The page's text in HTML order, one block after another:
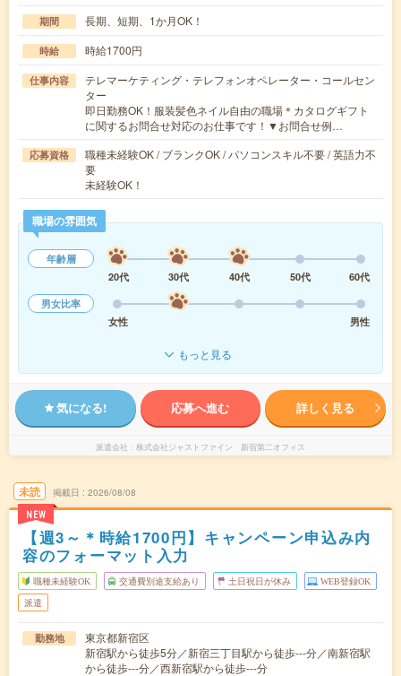
期間 長期、短期、1か月OK！
時給 時給1700円
仕事内容
テレマーケティング・テレフォンオペレーター・コールセン
ター
即日勤務OK！服装髪色ネイル自由の職場＊カタログギフト
に関するお問合せ対応のお仕事です！▼お問合せ例…
応募資格
職種未経験OK / ブランクOK / パソコンスキル不要 / 英語力不
要
未経験OK！
職場の雰囲気
年齢層
20代
30代 40代 50代
60代
男女比率
女性
男性
もっと見る
気になる! 応募へ進む 詳しく見る
派遣会社 株式会社ジャストファイン 新宿第二オフィス
未読
NEW
掲載日 2026/08/08
【週3～＊時給1700円】キャンペーン申込み内
容のフォーマット入力
職種未経験OK 交通費別途支給あり 土日祝日が休み WEB登録OK
派遣
勤務地
東京都新宿区
新宿駅から徒歩5分／新宿三丁目駅から徒歩---分／南新宿駅
から徒歩---分／西新宿駅から徒歩---分